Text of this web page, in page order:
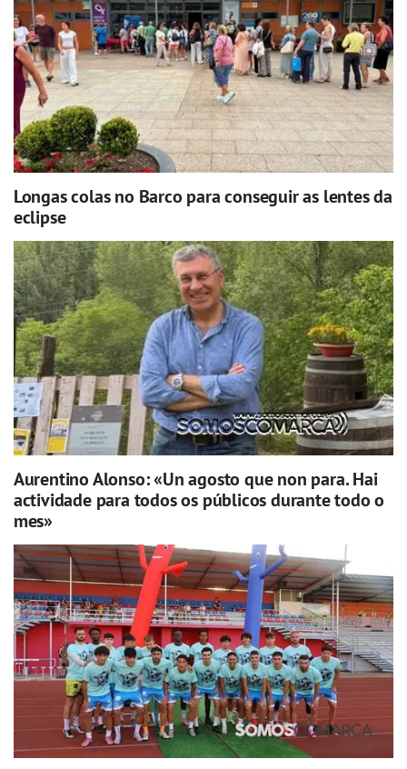
Longas colas no Barco para conseguir as lentes da
eclipse
Aurentino Alonso: «Un agosto que non para. Hai
actividade para todos os públicos durante todo o
mes»